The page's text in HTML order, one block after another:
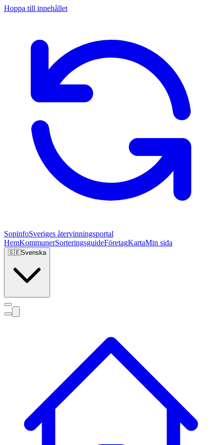
Hoppa till innehållet
SopinfoSveriges återvinningsportal
HemKommunerSorteringsguideFöretagKartaMin sida
🇸🇪Svenska